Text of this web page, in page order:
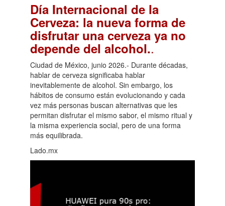
Día Internacional de la
Cerveza: la nueva forma de
disfrutar una cerveza ya no
depende del alcohol..
Ciudad de México, junio 2026.- Durante décadas,
hablar de cerveza significaba hablar
inevitablemente de alcohol. Sin embargo, los
hábitos de consumo están evolucionando y cada
vez más personas buscan alternativas que les
permitan disfrutar el mismo sabor, el mismo ritual y
la misma experiencia social, pero de una forma
más equilibrada.
Lado.mx